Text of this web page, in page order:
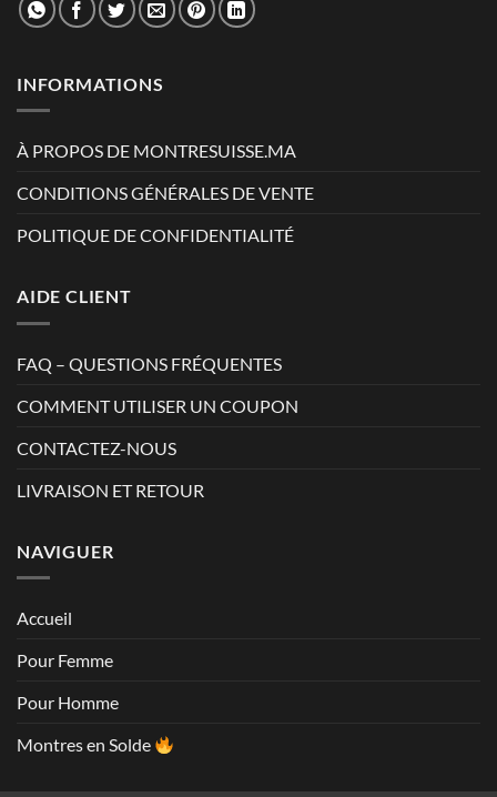
INFORMATIONS
À PROPOS DE MONTRESUISSE.MA
CONDITIONS GÉNÉRALES DE VENTE
POLITIQUE DE CONFIDENTIALITÉ
AIDE CLIENT
FAQ – QUESTIONS FRÉQUENTES
COMMENT UTILISER UN COUPON
CONTACTEZ-NOUS
LIVRAISON ET RETOUR
NAVIGUER
Accueil
Pour Femme
Pour Homme
Montres en Solde